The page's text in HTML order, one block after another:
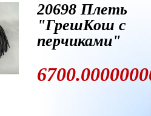
20698 Плеть
"ГрешКош с
перчиками"